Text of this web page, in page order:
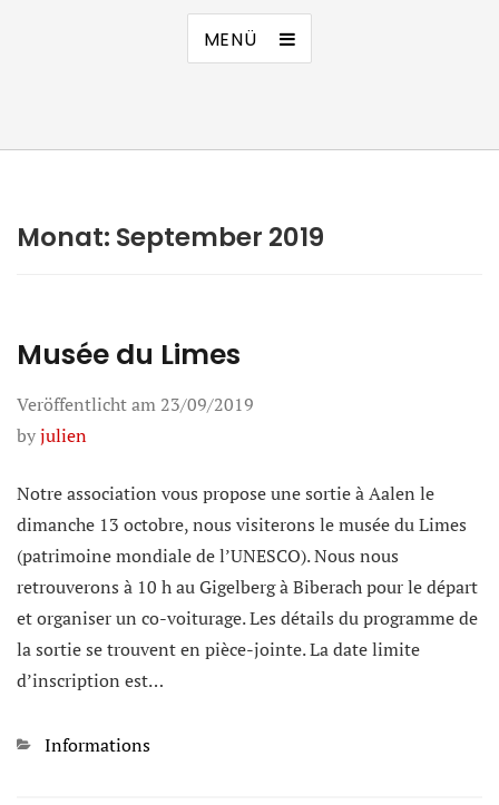
MENÜ
Monat: September 2019
Musée du Limes
Veröffentlicht am 23/09/2019
byjulien
Notre association vous propose une sortie à Aalen le
dimanche 13 octobre, nous visiterons le musée du Limes
(patrimoine mondiale de l’UNESCO). Nous nous
retrouverons à 10 h au Gigelberg à Biberach pour le départ
et organiser un co-voiturage. Les détails du programme de
la sortie se trouvent en pièce-jointe. La date limite
d’inscription est…
Kategorien
Informations